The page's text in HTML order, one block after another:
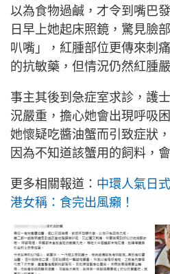
以為食物過鹹，才令到嘴巴
日早上她起床照鏡，驚見臉
叭嘴」，紅腫部位更傳來刺
的抗敏藥，但情況仍然紅腫嚴
事主其後到急症室求診，護
況嚴重，擔心她會出現呼吸
她懷疑吃醬油蟹而引致症狀
因為不知道該蟹用的飼料，
更多相關報道： 中環人氣日
港女稱：食完出風癩！